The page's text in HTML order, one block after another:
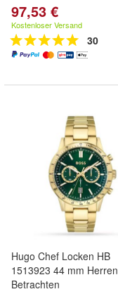
97,53 €
Kostenloser Versand
30
Hugo Chef Locken HB
1513923 44 mm Herren
Betrachten